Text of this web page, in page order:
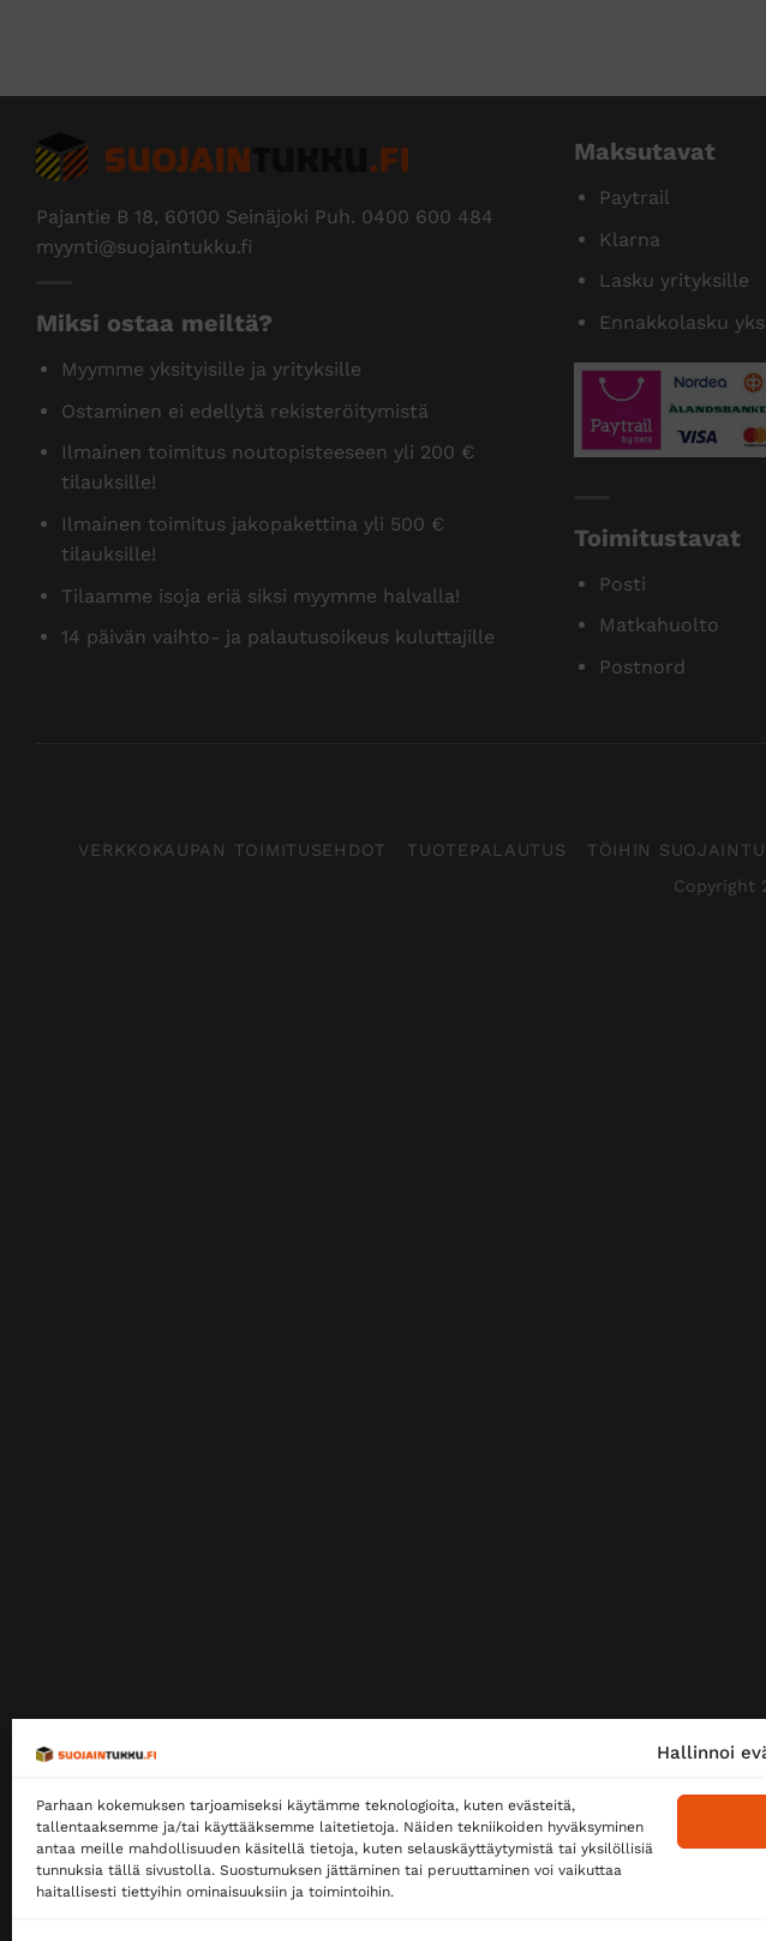
Hallinnoi
Parhaan kokemuksen tarjoamiseksi käytämme teknologioita, kuten evästeitä,
tallentaaksemme ja/tai käyttääksemme laitetietoja. Näiden tekniikoiden hyväksyminen
antaa meille mahdollisuuden käsitellä tietoja, kuten selauskäyttäytymistä tai yksilöllisiä
tunnuksia tällä sivustolla. Suostumuksen jättäminen tai peruuttaminen voi vaikuttaa
haitallisesti tiettyihin ominaisuuksiin ja toimintoihin.
Pajantie B 18, 60100 Seinäjoki Puh. 0400 600 484
myynti@suojaintukku.fi
Miksi ostaa meiltä?
Myymme yksityisille ja yrityksille
Ostaminen ei edellytä rekisteröitymistä
Ilmainen toimitus noutopisteeseen yli 200 €
tilauksille!
Ilmainen toimitus jakopakettina yli 500 €
tilauksille!
Tilaamme isoja eriä siksi myymme halvalla!
14 päivän vaihto- ja palautusoikeus kuluttajille
Maksutavat
Paytrail
Klarna
Lasku yrityksille
Ennakkolasku
Toimitustavat
Posti
Matkahuolto
Postnord
VERKKOKAUPAN TOIMITUSEHDOT TUOTEPALAUTUS TÖIHIN
Copyright